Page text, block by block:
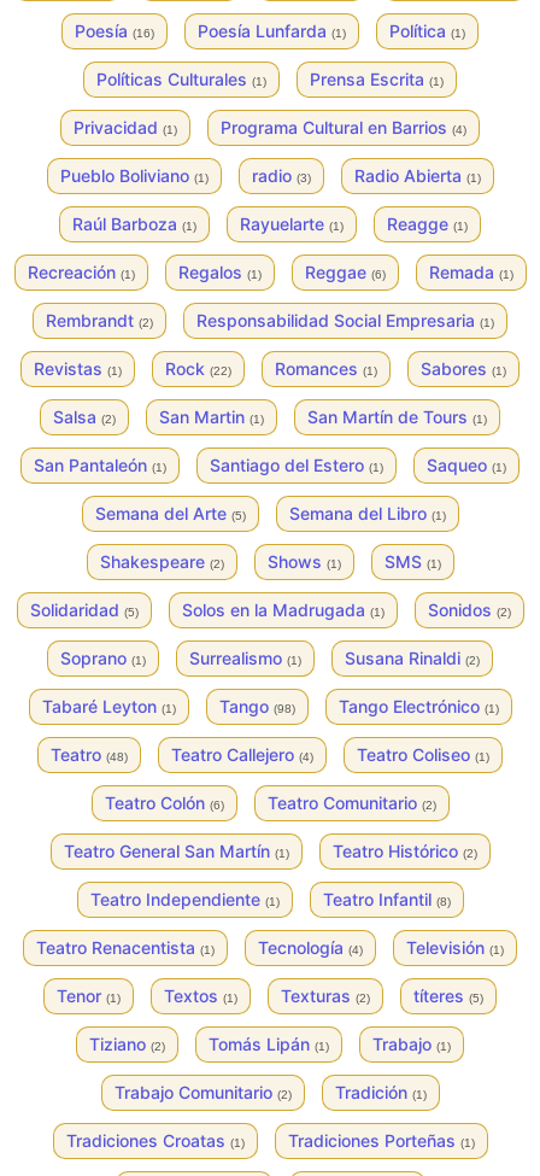
Poesía (16) Poesía Lunfarda (1) Política (1)
Políticas Culturales (1) Prensa Escrita (1)
Privacidad (1) Programa Cultural en Barrios (4)
Pueblo Boliviano (1) radio (3) Radio Abierta (1)
Raúl Barboza (1) Rayuelarte (1) Reagge (1)
Recreación (1) Regalos (1) Reggae (6) Remada (1)
Rembrandt (2) Responsabilidad Social Empresaria (1)
Revistas (1) Rock (22) Romances (1) Sabores (1)
Salsa (2) San Martin (1) San Martín de Tours (1)
San Pantaleón (1) Santiago del Estero (1) Saqueo (1)
Semana del Arte (5) Semana del Libro (1)
Shakespeare (2) Shows (1) SMS (1)
Solidaridad (5) Solos en la Madrugada (1) Sonidos (2)
Soprano (1) Surrealismo (1) Susana Rinaldi (2)
Tabaré Leyton (1) Tango (98) Tango Electrónico (1)
Teatro (48) Teatro Callejero (4) Teatro Coliseo (1)
Teatro Colón (6) Teatro Comunitario (2)
Teatro General San Martín (1) Teatro Histórico (2)
Teatro Independiente (1) Teatro Infantil (8)
Teatro Renacentista (1) Tecnología (4) Televisión (1)
Tenor (1) Textos (1) Texturas (2) títeres (5)
Tiziano (2) Tomás Lipán (1) Trabajo (1)
Trabajo Comunitario (2) Tradición (1)
Tradiciones Croatas (1) Tradiciones Porteñas (1)